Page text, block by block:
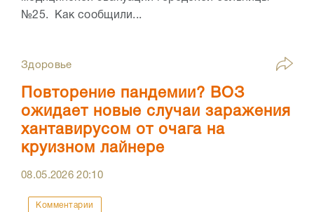
№25. Как сообщили...
Здоровье
Повторение пандемии? ВОЗ
ожидает новые случаи заражения
хантавирусом от очага на
круизном лайнере
08.05.202620:10
Комментарии